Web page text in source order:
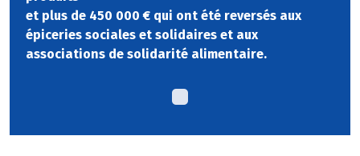
et plus de 450 000 € qui ont été reversés aux
épiceries sociales et solidaires et aux
associations de solidarité alimentaire.